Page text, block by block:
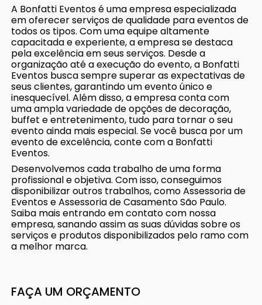
A Bonfatti Eventos é uma empresa especializada
em oferecer serviços de qualidade para eventos de
todos os tipos. Com uma equipe altamente
capacitada e experiente, a empresa se destaca
pela excelência em seus serviços. Desde a
organização até a execução do evento, a Bonfatti
Eventos busca sempre superar as expectativas de
seus clientes, garantindo um evento único e
inesquecível. Além disso, a empresa conta com
uma ampla variedade de opções de decoração,
buffet e entretenimento, tudo para tornar o seu
evento ainda mais especial. Se você busca por um
evento de excelência, conte com a Bonfatti
Eventos.
Desenvolvemos cada trabalho de uma forma
profissional e objetiva. Com isso, conseguimos
disponibilizar outros trabalhos, como Assessoria de
Eventos e Assessoria de Casamento São Paulo.
Saiba mais entrando em contato com nossa
empresa, sanando assim as suas dúvidas sobre os
serviços e produtos disponibilizados pelo ramo com
a melhor marca.
FAÇA UM ORÇAMENTO